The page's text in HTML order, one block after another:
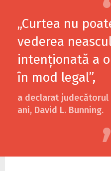
„Curtea nu
vederea
intenționată a
în mod legal”,
a declarat
ani, David L. Bunning.